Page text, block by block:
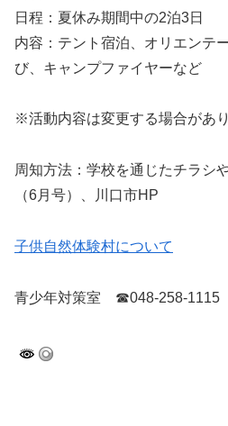
日程：夏休み期間中の2泊3日
内容：テント宿泊、オリエンテ
び、キャンプファイヤーなど
※活動内容は変更する場合があり
周知方法：学校を通じたチラシ
（6月号）、川口市HP
子供自然体験村について
青少年対策室 ☎048-258-1115